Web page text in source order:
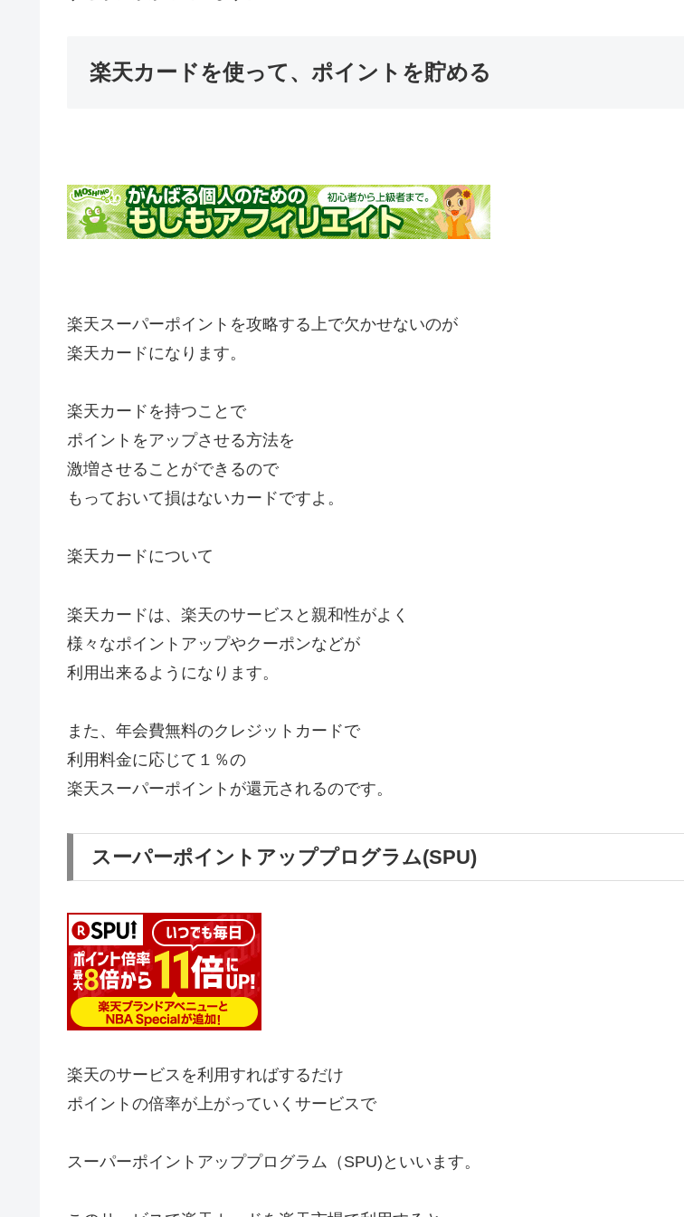
楽天カードを使って、ポイントを貯める
楽天スーパーポイントを攻略する上で欠かせないのが
楽天カードになります。
楽天カードを持つことで
ポイントをアップさせる方法を
激増させることができるので
もっておいて損はないカードですよ。
楽天カードについて
楽天カードは、楽天のサービスと親和性がよく
様々なポイントアップやクーポンなどが
利用出来るようになります。
また、年会費無料のクレジットカードで
利用料金に応じて１％の
楽天スーパーポイントが還元されるのです。
スーパーポイントアッププログラム(SPU)
楽天のサービスを利用すればするだけ
ポイントの倍率が上がっていくサービスで
スーパーポイントアッププログラム（SPU)といいます。